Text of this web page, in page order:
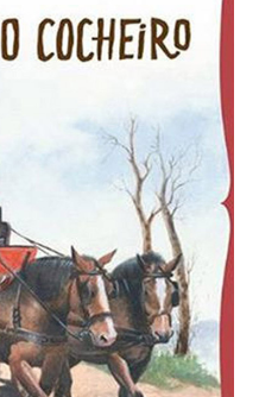
conduzia. Agradecido,
o Rabi aceitou que
só não esperava
de homens cultos
o Rabi e o cocheiro
Originalmente intitulado
e os anjos de Deus”.